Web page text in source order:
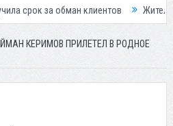
обман клиентов Жителей
КЕРИМОВ ПРИЛЕТЕЛ В РОДНОЕ